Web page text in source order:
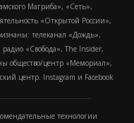
Магриба», «Сеть»,
«Открытой России»,
телеканал «Дождь»,
«Свобода», The Insider,
общество/центр «Мемориал»,
центр. Instagram и Facebook
технологии